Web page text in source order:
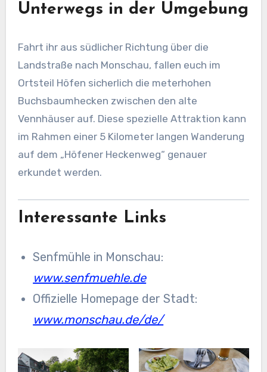
Unterwegs in der Umgebung
Fahrt ihr aus südlicher Richtung über die
Landstraße nach Monschau, fallen euch im
Ortsteil Höfen sicherlich die meterhohen
Buchsbaumhecken zwischen den alte
Vennhäuser auf. Diese spezielle Attraktion kann
im Rahmen einer 5 Kilometer langen Wanderung
auf dem „Höfener Heckenweg“ genauer
erkundet werden.
Interessante Links
Senfmühle in Monschau:
www.senfmuehle.de
Offizielle Homepage der Stadt:
www.monschau.de/de/